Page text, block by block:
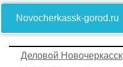
Novocherkassk-gorod.ru
Деловой Новочеркасск